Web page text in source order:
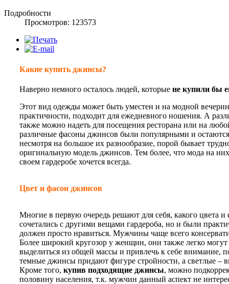
Подробности
Просмотров: 123573
Какие купить джинсы?
Наверно немного осталось людей, которые не купили бы
Этот вид одежды может быть уместен и на модной
практичности, подходит для ежедневного ношения. А
также можно надеть для посещения ресторана или на
различные фасоны джинсов были популярными и
несмотря на большое их разнообразие, порой бывает
оригинальную модель джинсов. Тем более, что мода на
своем гардеробе хочется всегда.
Цвет и фасон джинсов
Многие в первую очередь решают для себя, какого цвета
сочетались с другими вещами гардероба, но и были
должен просто нравиться. Мужчины чаще всего
Более широкий кругозор у женщин, они также легко
выделиться из общей массы и привлечь к себе внимание,
темные джинсы придают фигуре стройности, а светлые –
Кроме того, купив подходящие джинсы, можно
половину населения, т.к. мужчин данный аспект не